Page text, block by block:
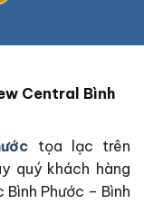
Central Bình
tọa lạc trên
quý khách hàng
Phước – Bình